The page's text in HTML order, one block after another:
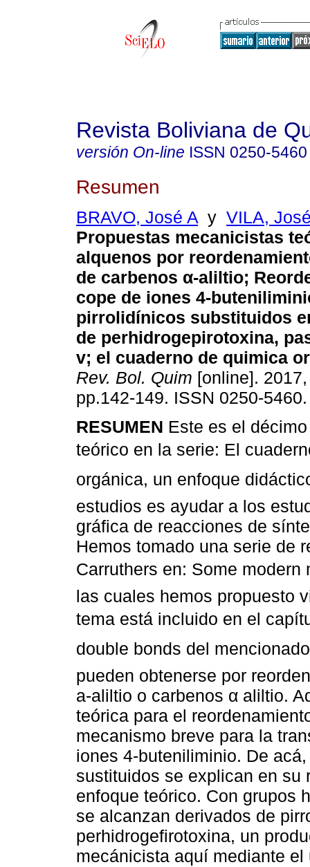
Revista Boliviana de
versión On-line ISSN 0250-5460
Resumen
BRAVO, José A y VILA,
Propuestas mecanicistas
alquenos por
de carbenos α-aliltio;
cope de iones 4-
pirrolidínicos substituidos
de perhidrogepirotoxina,
v; el cuaderno de quimica
Rev. Bol. Quim [online].
pp.142-149. ISSN 0250-5460.
RESUMEN Este es el
teórico en la serie: El
orgánica, un enfoque
estudios es ayudar a los
gráfica de reacciones de
Hemos tomado una serie de
Carruthers en: Some
las cuales hemos propuesto
tema está incluido en el
double bonds del
pueden obtenerse por
a-aliltio o carbenos α aliltio.
teórica para el
mecanismo breve para la
iones 4-buteniliminio. De
sustituidos se explican en su
enfoque teórico. Con grupos
se alcanzan derivados de
perhidrogefirotoxina, un
mecánicista aquí mediante